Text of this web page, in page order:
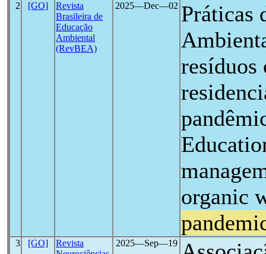
2 [GO]
Revista
Brasileira de
Educação
Ambiental
(RevBEA)
2025―Dec―02 Práticas
resíduos
organic
3 [GO]
Revista
2025―Sep―19